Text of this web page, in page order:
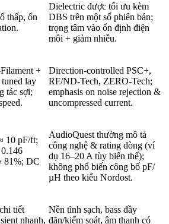
thấp, ổn
Dielectric được tối ưu kèm
DBS trên một số phiên bản;
trọng tâm vào ổn định điện
môi + giảm nhiễu.
+
lay
tác sợi;
Direction-controlled PSC+,
RF/ND-Tech, ZERO-Tech;
emphasis on noise rejection &
uncompressed current.
10 pF/ft;
81%; DC
AudioQuest thường mô tả
công nghệ & rating dòng (ví
dụ 16–20 A tùy biến thể);
không phổ biến công bố pF/
µH theo kiểu Nordost.
tiết
nhanh,
Nền tĩnh sạch, bass đầy
đặn/kiểm soát, âm thanh có